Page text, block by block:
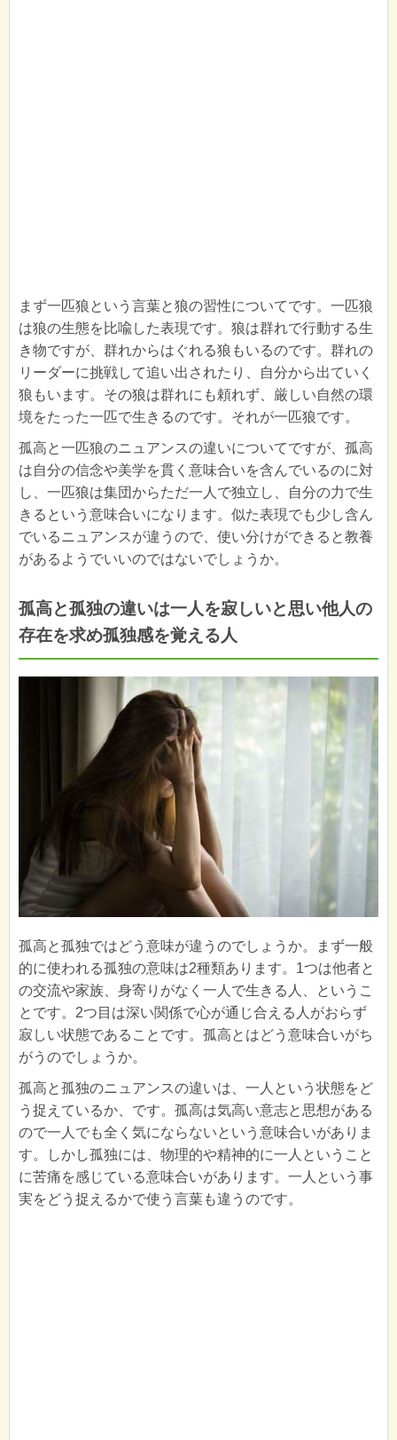
まず一匹狼という言葉と狼の習性についてです。一匹狼
は狼の生態を比喩した表現です。狼は群れで行動する生
き物ですが、群れからはぐれる狼もいるのです。群れの
リーダーに挑戦して追い出されたり、自分から出ていく
狼もいます。その狼は群れにも頼れず、厳しい自然の環
境をたった一匹で生きるのです。それが一匹狼です。
孤高と一匹狼のニュアンスの違いについてですが、孤高
は自分の信念や美学を貫く意味合いを含んでいるのに対
し、一匹狼は集団からただ一人で独立し、自分の力で生
きるという意味合いになります。似た表現でも少し含ん
でいるニュアンスが違うので、使い分けができると教養
があるようでいいのではないでしょうか。
孤高と孤独の違いは一人を寂しいと思い他人の
存在を求め孤独感を覚える人
孤高と孤独ではどう意味が違うのでしょうか。まず一般
的に使われる孤独の意味は2種類あります。1つは他者と
の交流や家族、身寄りがなく一人で生きる人、というこ
とです。2つ目は深い関係で心が通じ合える人がおらず
寂しい状態であることです。孤高とはどう意味合いがち
がうのでしょうか。
孤高と孤独のニュアンスの違いは、一人という状態をど
う捉えているか、です。孤高は気高い意志と思想がある
ので一人でも全く気にならないという意味合いがありま
す。しかし孤独には、物理的や精神的に一人ということ
に苦痛を感じている意味合いがあります。一人という事
実をどう捉えるかで使う言葉も違うのです。